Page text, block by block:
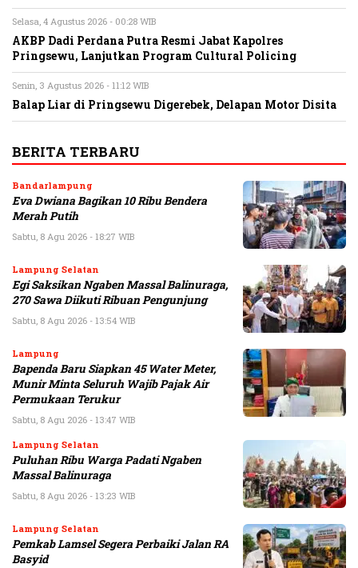
Selasa, 4 Agustus 2026 - 00:28 WIB
AKBP Dadi Perdana Putra Resmi Jabat Kapolres
Pringsewu, Lanjutkan Program Cultural Policing
Senin, 3 Agustus 2026 - 11:12 WIB
Balap Liar di Pringsewu Digerebek, Delapan Motor Disita
BERITA TERBARU
Bandarlampung
Eva Dwiana Bagikan 10 Ribu Bendera
Merah Putih
Sabtu, 8 Agu 2026 - 18:27 WIB
Lampung Selatan
Egi Saksikan Ngaben Massal Balinuraga,
270 Sawa Diikuti Ribuan Pengunjung
Sabtu, 8 Agu 2026 - 13:54 WIB
Lampung
Bapenda Baru Siapkan 45 Water Meter,
Munir Minta Seluruh Wajib Pajak Air
Permukaan Terukur
Sabtu, 8 Agu 2026 - 13:47 WIB
Lampung Selatan
Puluhan Ribu Warga Padati Ngaben
Massal Balinuraga
Sabtu, 8 Agu 2026 - 13:23 WIB
Lampung Selatan
Pemkab Lamsel Segera Perbaiki Jalan RA
Basyid